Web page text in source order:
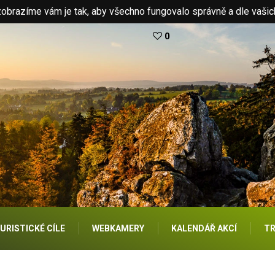
vám je tak, aby všechno fungovalo správně a dle
0
CÍLE WEBKAMERY KALENDÁŘ AKCÍ